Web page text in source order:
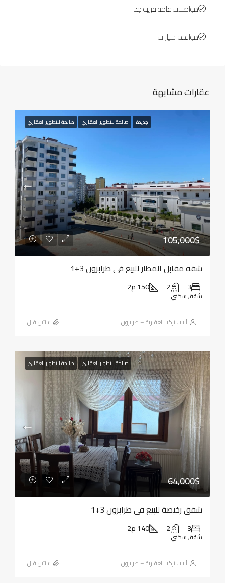
مواصلات عامة قريبة جدا
مواقف سيارات
عقارات مشابهة
جديدة صالحة للتطوير العقاري صالحة للتطوير العقاري
105,000$
شقه مقابل المطار للبيع في طرابزون 3+1
3
2 150 م2
شقة, سكني
أبيات تركيا العقارية – طرابزون ‏سنتين قبل
صالحة للتطوير العقاري صالحة للتطوير العقاري
64,000$
شقق رخيصة للبيع في طرابزون 3+1
3
2 140 م2
شقة, سكني
أبيات تركيا العقارية – طرابزون ‏سنتين قبل